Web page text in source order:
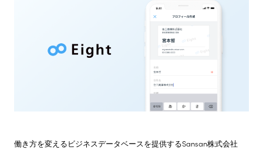
働き方を変えるビジネスデータベースを提供するSansan株式会社